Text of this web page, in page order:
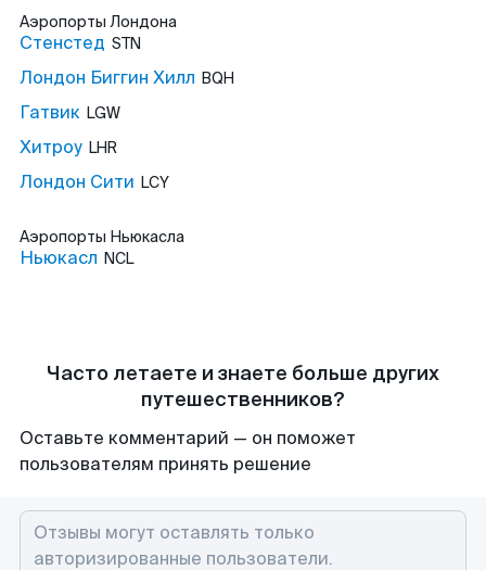
Аэропорты Лондона
Стенстед STN
Лондон Биггин Хилл BQH
Гатвик LGW
Хитроу LHR
Лондон Сити LCY
Аэропорты Ньюкасла
Ньюкасл NCL
Часто летаете и знаете больше других
путешественников?
Оставьте комментарий — он поможет
пользователям принять решение